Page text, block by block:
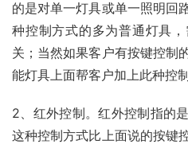
的是对单一灯具或单一照明回
种控制方式的多为普通灯具
关；当然如果客户有按键控制
能灯具上面帮客户加上此种控制
2、红外控制。红外控制指的
这种控制方式比上面说的按键